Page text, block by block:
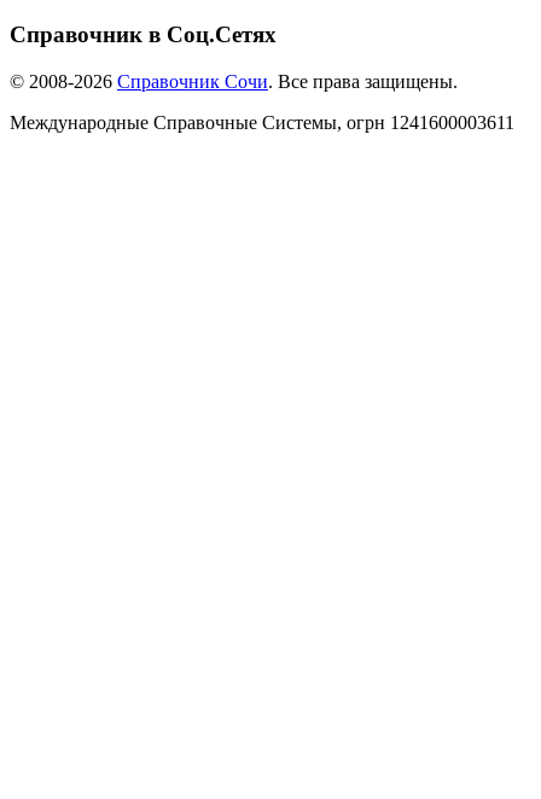
Справочник в Соц.Сетях
© 2008-2026 Справочник Сочи. Все права защищены.
Международные Справочные Системы, огрн 1241600003611